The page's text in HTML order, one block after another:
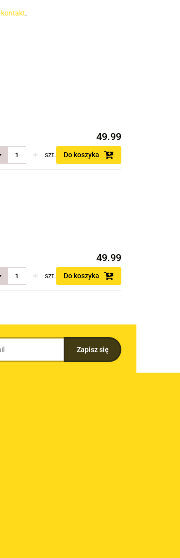
kontakt.
49.99
szt. Do koszyka
49.99
szt. Do koszyka